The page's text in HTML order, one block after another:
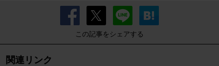
この記事をシェアする
関連リンク